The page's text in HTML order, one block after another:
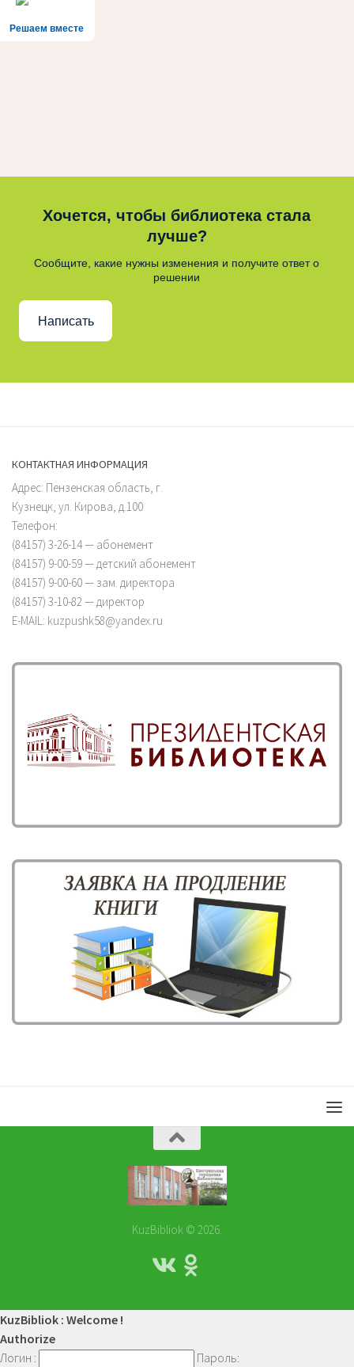
Решаем вместе
Хочется, чтобы библиотека стала
лучше?
Сообщите, какие нужны изменения и получите ответ о
решении
Написать
КОНТАКТНАЯ ИНФОРМАЦИЯ
Адрес: Пензенская область, г.
Кузнецк, ул. Кирова, д.100
Телефон:
(84157) 3-26-14 — абонемент
(84157) 9-00-59 — детский абонемент
(84157) 9-00-60 — зам. директора
(84157) 3-10-82 — директор
E-MAIL: kuzpushk58@yandex.ru
KuzBibliok © 2026.
KuzBibliok : Welcome !
Authorize
Логин :
Пароль: